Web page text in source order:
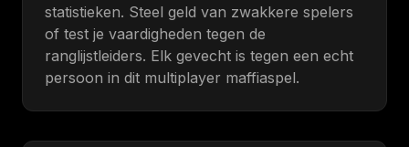
statistieken. Steel geld van zwakkere spelers
of test je vaardigheden tegen de
ranglijstleiders. Elk gevecht is tegen een echt
persoon in dit multiplayer maffiaspel.